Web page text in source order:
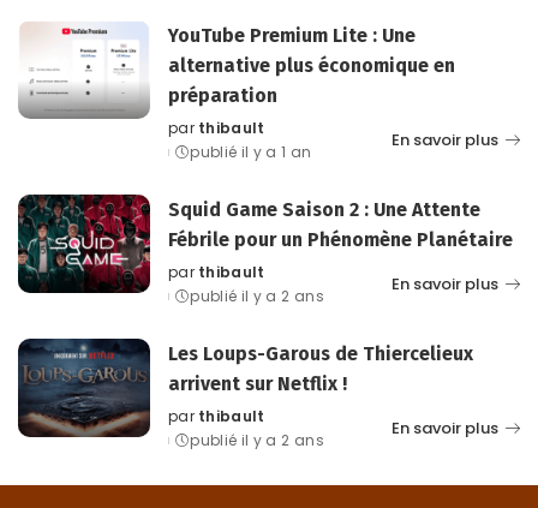
YouTube Premium Lite : Une
alternative plus économique en
préparation
Posted
by
par thibault
publié il y a 1 an
En savoir plus
Squid Game Saison 2 : Une Attente
Fébrile pour un Phénomène Planétaire
Posted
by
par thibault
publié il y a 2 ans
En savoir plus
Les Loups-Garous de Thiercelieux
arrivent sur Netflix !
Posted
by
par thibault
publié il y a 2 ans
En savoir plus